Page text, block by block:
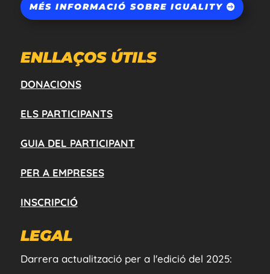
MÉS INFORMACIÓ SOBRE IGUALITY
ENLLAÇOS ÚTILS
DONACIONS
ELS PARTICIPANTS
GUIA DEL PARTICIPANT
PER A EMPRESES
INSCRIPCIÓ
LEGAL
Darrera actualització per a l'edició del 2025: